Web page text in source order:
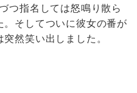
つ指名しては怒鳴り散ら
そしてついに彼女の番が
然笑い出しました。